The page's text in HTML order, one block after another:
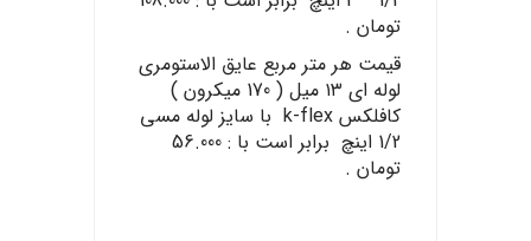
تومان .
قیمت هر متر مربع عایق الاستومری
لوله ای ۱۳ میل ( 170 میکرون )
کافلکس k-flex با سایز لوله مسی
1/2 اینچ برابر است با : 56.000
تومان .